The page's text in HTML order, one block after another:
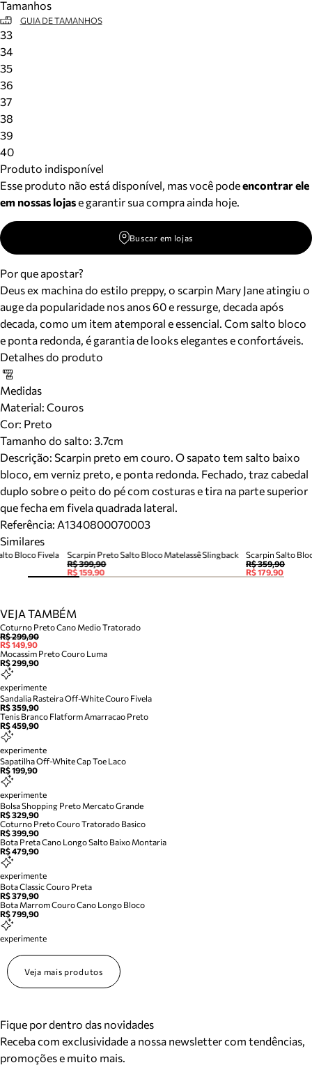
Tamanhos
GUIA DE TAMANHOS
33
34
35
36
37
38
39
40
Produto indisponível
Esse produto não está disponível, mas você podeencontrar ele
em nossas lojase garantir sua compra ainda hoje.
Buscar em lojas
Por que apostar?
Deus ex machina do estilo preppy, o scarpin Mary Jane atingiu o
auge da popularidade nos anos 60 e ressurge, decada após
decada, como um item atemporal e essencial. Com salto bloco
e ponta redonda, é garantia de looks elegantes e confortáveis.
Detalhes do produto
Medidas
Material: Couros
Cor: Preto
Tamanho do salto: 3.7cm
Descrição: Scarpin preto em couro. O sapato tem salto baixo
bloco, em verniz preto, e ponta redonda. Fechado, traz cabedal
duplo sobre o peito do pé com costuras e tira na parte superior
que fecha em fivela quadrada lateral.
Referência: A1340800070003
Similares
Scarpin Preto Salto Bloco Matelassê Slingback
R$ 399,90
R$ 159,90
Scarpin Salto
R$ 359,90
R$ 179,90
Bloco Fivela
VEJA TAMBÉM
Coturno Preto Cano Medio Tratorado
R$ 299,90
R$ 149,90
Mocassim Preto Couro Luma
R$ 299,90
experimente
Sandalia Rasteira Off-White Couro Fivela
R$ 359,90
Tenis Branco Flatform Amarracao Preto
R$ 459,90
experimente
Sapatilha Off-White Cap Toe Laco
R$ 199,90
experimente
Bolsa Shopping Preto Mercato Grande
R$ 329,90
Coturno Preto Couro Tratorado Basico
R$ 399,90
Bota Preta Cano Longo Salto Baixo Montaria
R$ 479,90
experimente
Bota Classic Couro Preta
R$ 379,90
Bota Marrom Couro Cano Longo Bloco
R$ 799,90
experimente
Veja mais produtos
Fique por dentro das novidades
Receba com exclusividade a nossa newsletter com tendências,
promoções e muito mais.